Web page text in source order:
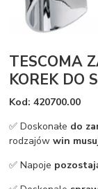
TESCOMA
KOREK DO
Kod: 420700.00
✅ Doskonałe do
rodzajów win
✅ Napoje